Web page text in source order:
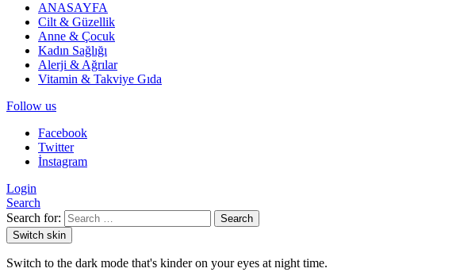
ANASAYFA
Cilt & Güzellik
Anne & Çocuk
Kadın Sağlığı
Alerji & Ağrılar
Vitamin & Takviye Gıda
Follow us
Facebook
Twitter
İnstagram
Login
Search
Search for:
Search
Switch skin
Switch to the dark mode that's kinder on your eyes at night time.